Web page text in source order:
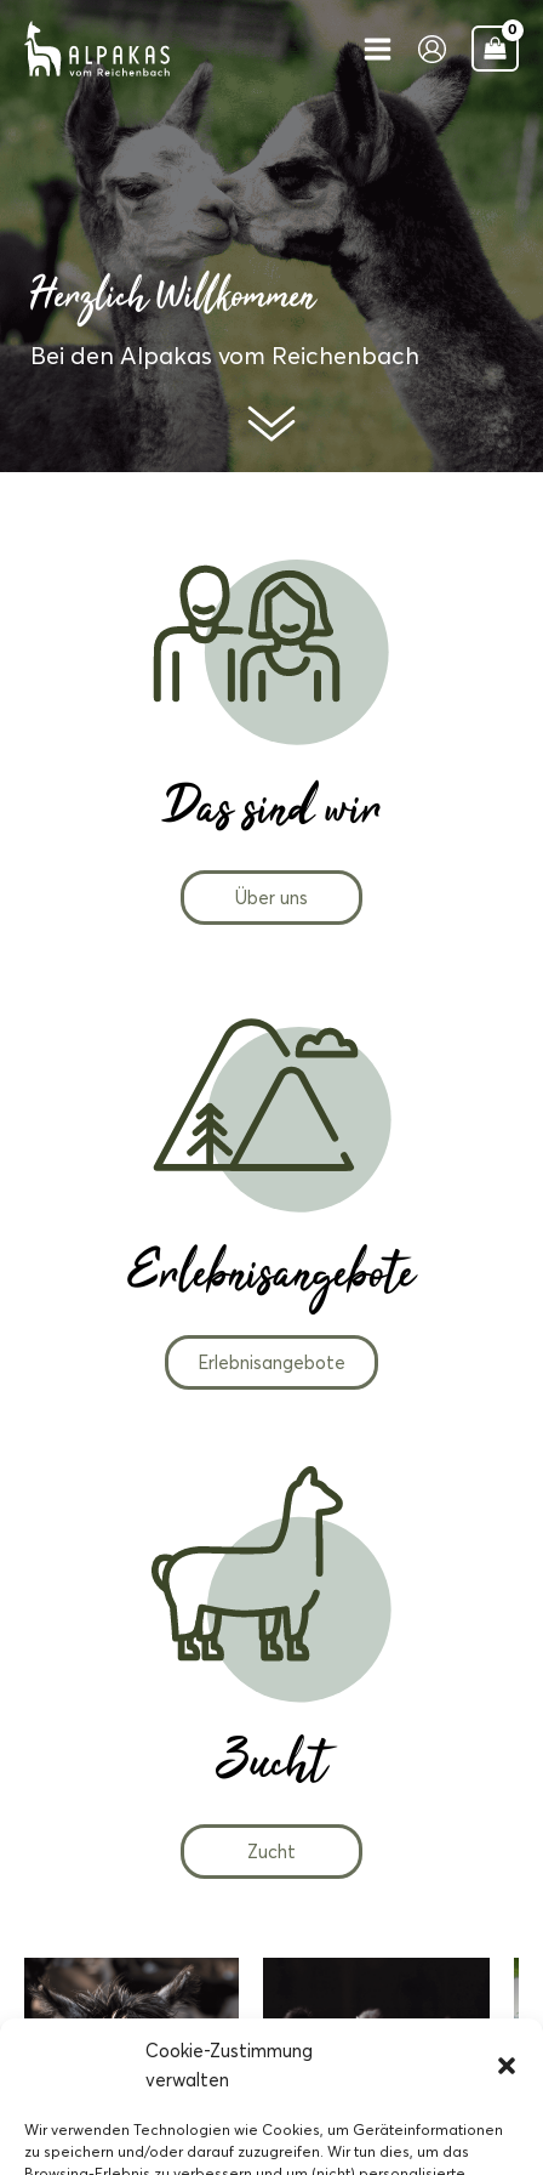
Cookie-Zustimmung
verwalten
Wir verwenden Technologien wie Cookies, um Geräteinformationen
zu speichern und/oder darauf zuzugreifen. Wir tun dies, um das
Inhalt
springen
Herzlich Willkommen
Bei den Alpakas vom Reichenbach
Das sind wir
Über uns
Erlebnisangebote
Erlebnisangebote
Zucht
Zucht